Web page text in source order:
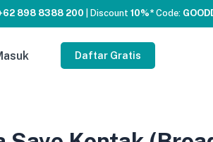
898 8388 200 | Discount 10%* Code:
Daftar Gratis